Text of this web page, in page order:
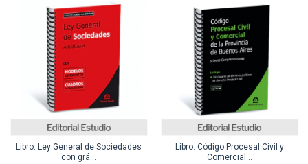
Libro: Ley General de Sociedades
con grá...
Libro: Código Procesal Civil y
Comercial...